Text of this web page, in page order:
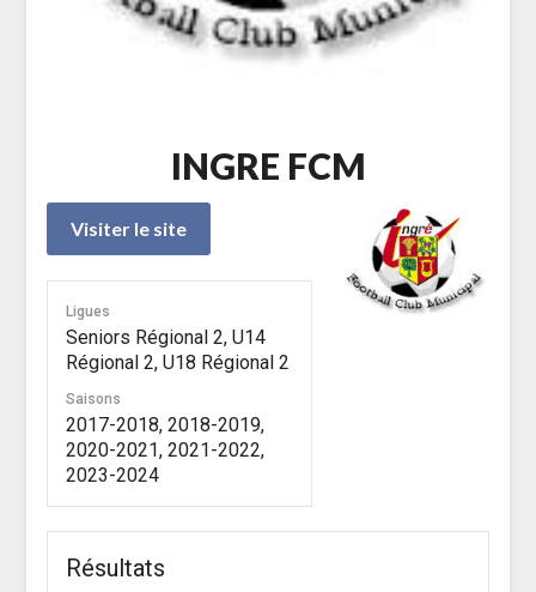
INGRE FCM
Ligues
Seniors Régional 2, U14
Régional 2, U18 Régional 2
Saisons
2017-2018, 2018-2019,
2020-2021, 2021-2022,
2023-2024
Résultats